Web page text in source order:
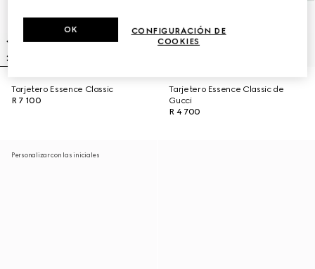
Tarjetero Essence Classic
R 7 100
Tarjetero Essence Classic de
Gucci
R 4 700
Personalizar con las iniciales
CONFIGURACIÓN DE
COOKIES
OK